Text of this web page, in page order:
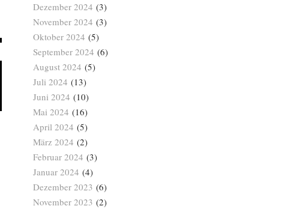
Dezember 2024 (3)
November 2024 (3)
Oktober 2024 (5)
September 2024 (6)
August 2024 (5)
Juli 2024 (13)
Juni 2024 (10)
Mai 2024 (16)
April 2024 (5)
März 2024 (2)
Februar 2024 (3)
Januar 2024 (4)
Dezember 2023 (6)
November 2023 (2)